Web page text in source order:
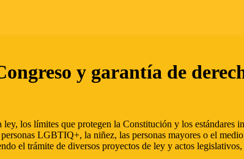
y garantía de
los límites que protegen la Constitución y los estándares
LGBTIQ+, la niñez, las personas mayores o el
el trámite de diversos proyectos de ley y actos